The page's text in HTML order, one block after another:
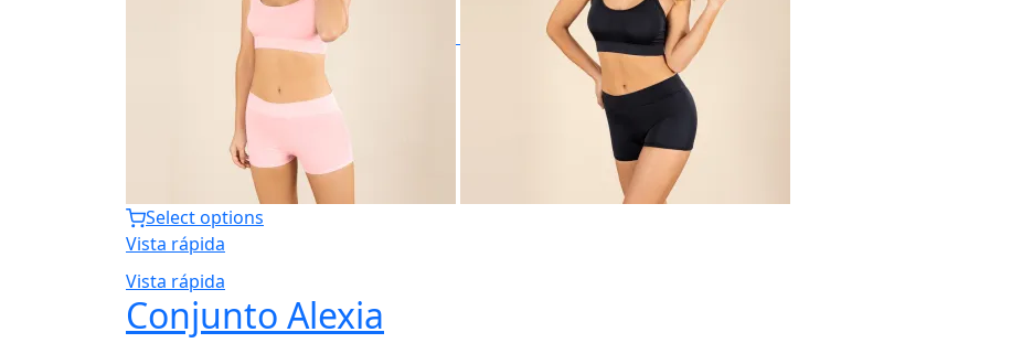
Select options
Vista rápida
Vista rápida
Conjunto Alexia